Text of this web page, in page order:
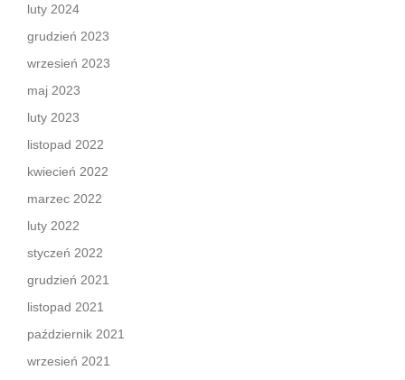
luty 2024
grudzień 2023
wrzesień 2023
maj 2023
luty 2023
listopad 2022
kwiecień 2022
marzec 2022
luty 2022
styczeń 2022
grudzień 2021
listopad 2021
październik 2021
wrzesień 2021